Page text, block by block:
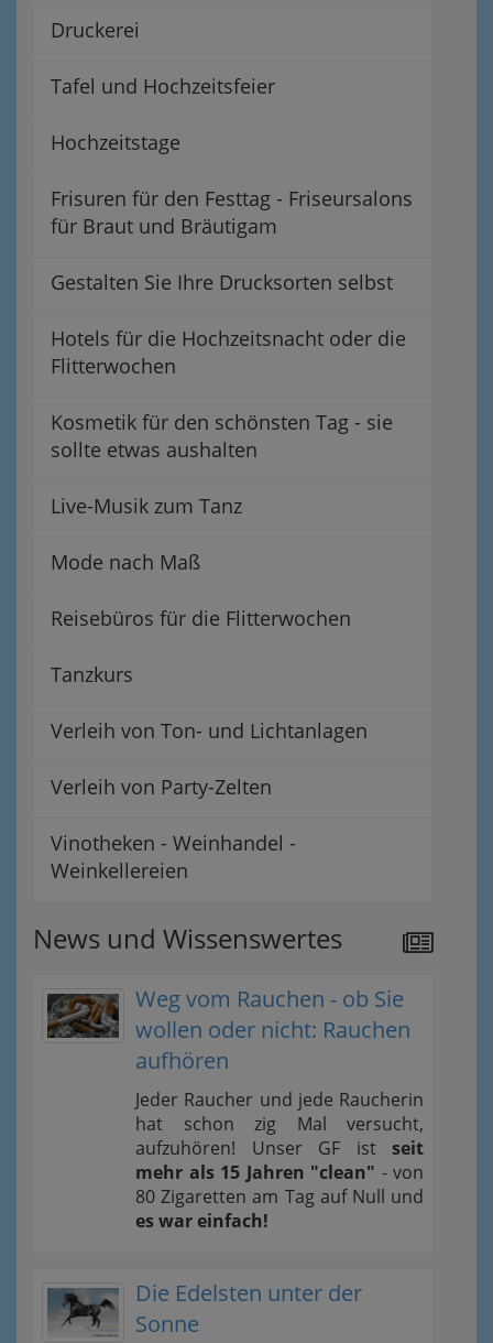
Druckerei
Tafel und Hochzeitsfeier
Hochzeitstage
Frisuren für den Festtag - Friseursalons
für Braut und Bräutigam
Gestalten Sie Ihre Drucksorten selbst
Hotels für die Hochzeitsnacht oder die
Flitterwochen
Kosmetik für den schönsten Tag - sie
sollte etwas aushalten
Live-Musik zum Tanz
Mode nach Maß
Reisebüros für die Flitterwochen
Tanzkurs
Verleih von Ton- und Lichtanlagen
Verleih von Party-Zelten
Vinotheken - Weinhandel -
Weinkellereien
News und Wissenswertes
Weg vom Rauchen - ob Sie
wollen oder nicht: Rauchen
aufhören
Jeder Raucher und jede Raucherin
hat schon zig Mal versucht,
aufzuhören! Unser GF ist seit
mehr als 15 Jahren "clean" - von
80 Zigaretten am Tag auf Null und
es war einfach!
Die Edelsten unter der
Sonne